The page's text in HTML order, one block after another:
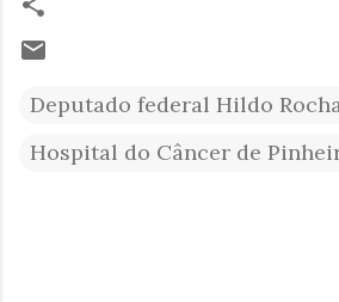
Deputado federal Hildo
Hospital do Câncer de